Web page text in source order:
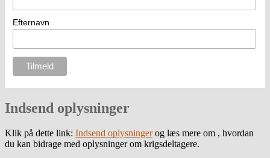
Efternavn
Indsend oplysninger
Klik på dette link: Indsend oplysningerog læs mere om , hvordan
du kan bidrage med oplysninger om krigsdeltagere.